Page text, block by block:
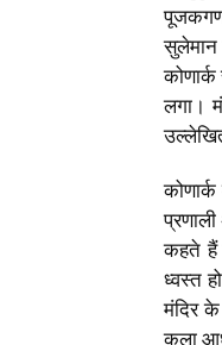
पूजकगण
सुलेमान
लगा।
कहते हैं
ध्वस्त
मंदिर के
कला